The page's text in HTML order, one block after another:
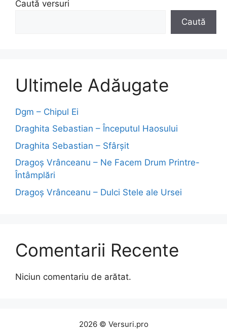
Caută versuri
Caută
Ultimele Adăugate
Dgm – Chipul Ei
Draghita Sebastian – Începutul Haosului
Draghita Sebastian – Sfârșit
Dragoş Vrânceanu – Ne Facem Drum Printre-
Întâmplări
Dragoş Vrânceanu – Dulci Stele ale Ursei
Comentarii Recente
Niciun comentariu de arătat.
2026 © Versuri.pro